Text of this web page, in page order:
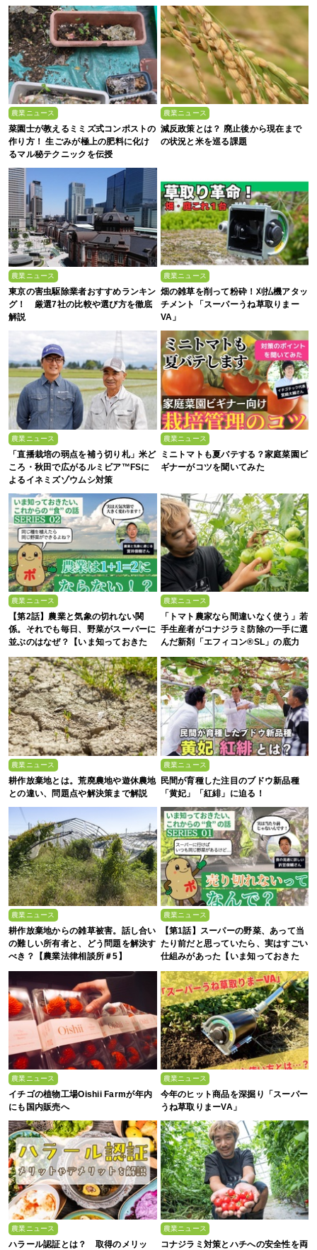
農業ニュース
菜園士が教えるミミズ式コンポストの
作り方！ 生ごみが極上の肥料に化け
るマル秘テクニックを伝授
農業ニュース
減反政策とは？ 廃止後から現在まで
の状況と米を巡る課題
農業ニュース
東京の害虫駆除業者おすすめランキン
グ！ 厳選7社の比較や選び方を徹底
解説
農業ニュース
畑の雑草を削って粉砕！刈払機アタッ
チメント「スーパーうね草取りまー
VA」
農業ニュース
「直播栽培の弱点を補う切り札」米ど
ころ・秋田で広がるルミビア™FSに
よるイネミズゾウムシ対策
農業ニュース
ミニトマトも夏バテする？家庭菜園ビ
ギナーがコツを聞いてみた
農業ニュース
【第2話】農業と気象の切れない関
係。それでも毎日、野菜がスーパーに
並ぶのはなぜ？【いま知っておきた
い、これからの”食”の話】
農業ニュース
「トマト農家なら間違いなく使う」若
手生産者がコナジラミ防除の一手に選
んだ新剤「エフィコン®SL」の底力
農業ニュース
耕作放棄地とは。荒廃農地や遊休農地
との違い、問題点や解決策まで解説
農業ニュース
民間が育種した注目のブドウ新品種
「黄妃」「紅緋」に迫る！
農業ニュース
耕作放棄地からの雑草被害。話し合い
の難しい所有者と、どう問題を解決す
べき？【農業法律相談所＃5】
農業ニュース
【第1話】スーパーの野菜、あって当
たり前だと思っていたら、実はすごい
仕組みがあった【いま知っておきた
農業ニュース
イチゴの植物工場Oishii Farmが年内
にも国内販売へ
農業ニュース
今年のヒット商品を深掘り「スーパー
うね草取りまーVA」
農業ニュース
ハラール認証とは？ 取得のメリッ
農業ニュース
コナジラミ対策とハチへの安全性を両